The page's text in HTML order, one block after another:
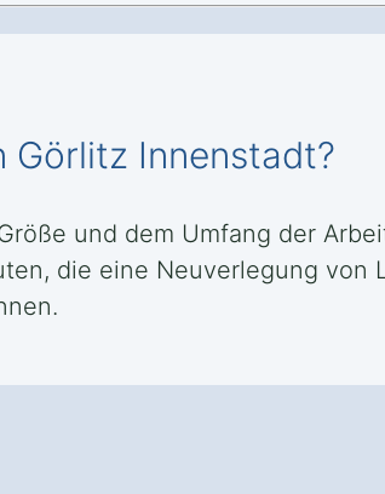
Görlitz Innenstadt?
und dem Umfang der
die eine Neuverlegung von